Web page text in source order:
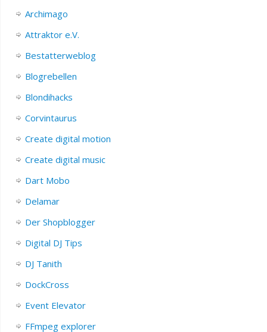
Archimago
Attraktor e.V.
Bestatterweblog
Blogrebellen
Blondihacks
Corvintaurus
Create digital motion
Create digital music
Dart Mobo
Delamar
Der Shopblogger
Digital DJ Tips
DJ Tanith
DockCross
Event Elevator
FFmpeg explorer